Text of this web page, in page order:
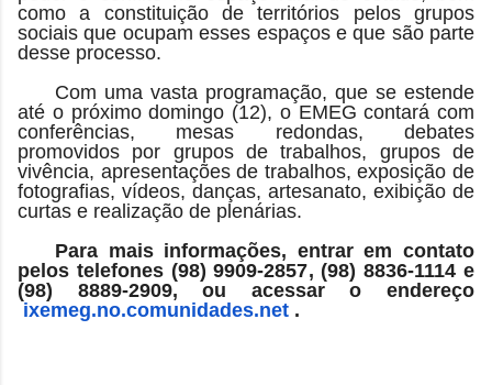
como a constituição de territórios pelos grupos
sociais que ocupam esses espaços e que são parte
desse processo.
Com uma vasta programação, que se estende
até o próximo domingo (12), o EMEG contará com
conferências, mesas redondas, debates
promovidos por grupos de trabalhos, grupos de
vivência, apresentações de trabalhos, exposição de
fotografias, vídeos, danças, artesanato, exibição de
curtas e realização de plenárias.
Para mais informações, entrar em contato
pelos telefones (98) 9909-2857, (98) 8836-1114 e
(98) 8889-2909, ou acessar o endereço
ixemeg.no.comunidades.net .